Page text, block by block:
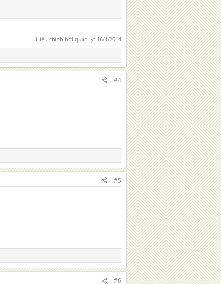
Hiệu chỉnh bởi quản lý: 16/1/2014
#4
#5
#6